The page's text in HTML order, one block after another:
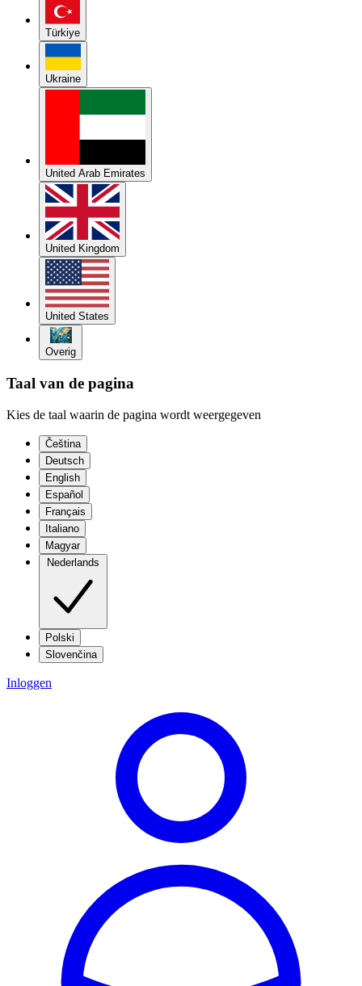
Türkiye
Ukraine
United Arab Emirates
United Kingdom
United States
Overig
Taal van de pagina
Kies de taal waarin de pagina wordt weergegeven
Čeština
Deutsch
English
Español
Français
Italiano
Magyar
Nederlands
Polski
Slovenčina
Inloggen